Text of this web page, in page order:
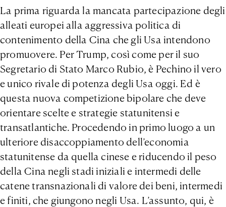
La prima riguarda la mancata partecipazione degli
alleati europei alla aggressiva politica di
contenimento della Cina che gli Usa intendono
promuovere. Per Trump, così come per il suo
Segretario di Stato Marco Rubio, è Pechino il vero
e unico rivale di potenza degli Usa oggi. Ed è
questa nuova competizione bipolare che deve
orientare scelte e strategie statunitensi e
transatlantiche. Procedendo in primo luogo a un
ulteriore disaccoppiamento dell’economia
statunitense da quella cinese e riducendo il peso
della Cina negli stadi iniziali e intermedi delle
catene transnazionali di valore dei beni, intermedi
e finiti, che giungono negli Usa. L’assunto, qui, è